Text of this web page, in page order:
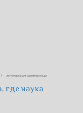
где наука